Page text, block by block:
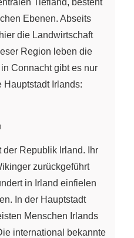
Ebenen. Abseits
die Landwirtschaft
Region leben die
Connacht gibt es nur
Hauptstadt Irlands:
der Republik Irland. Ihr
zurückgeführt
in Irland einfielen
In der Hauptstadt
Menschen Irlands
international bekannte